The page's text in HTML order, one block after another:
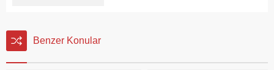
Benzer Konular